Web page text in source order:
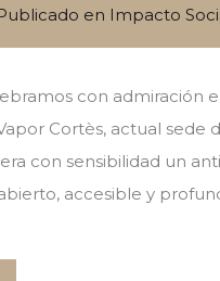
en Impacto
con admiración
Cortès, actual sede
con sensibilidad un
accesible y